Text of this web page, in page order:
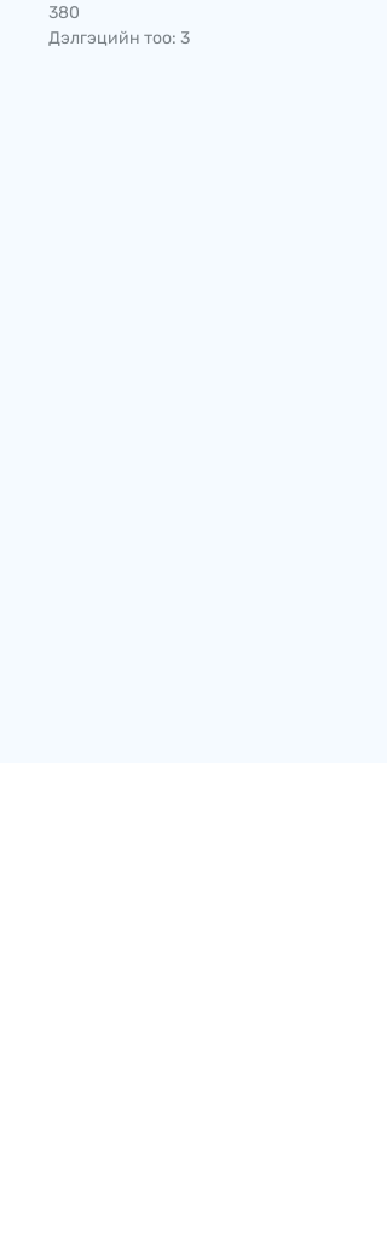
380
Дэлгэцийн тоо: 3